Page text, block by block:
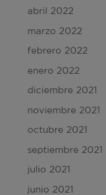
abril 2022
marzo 2022
febrero 2022
enero 2022
diciembre 2021
noviembre 2021
octubre 2021
septiembre 2021
julio 2021
junio 2021